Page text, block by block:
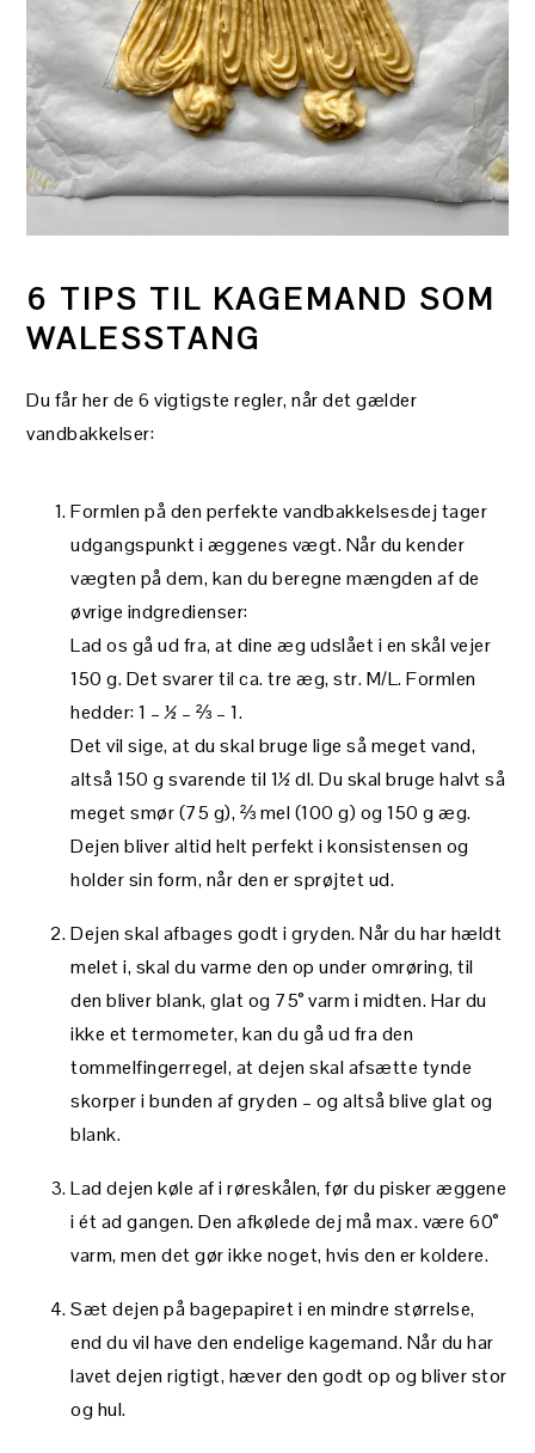
6 TIPS TIL KAGEMAND SOM
WALESSTANG
Du får her de 6 vigtigste regler, når det gælder
vandbakkelser:
Formlen på den perfekte vandbakkelsesdej tager
udgangspunkt i æggenes vægt. Når du kender
vægten på dem, kan du beregne mængden af de
øvrige indgredienser:
Lad os gå ud fra, at dine æg udslået i en skål vejer
150 g. Det svarer til ca. tre æg, str. M/L. Formlen
hedder: 1 – ½ – ⅔ – 1.
Det vil sige, at du skal bruge lige så meget vand,
altså 150 g svarende til 1½ dl. Du skal bruge halvt så
meget smør (75 g), ⅔ mel (100 g) og 150 g æg.
Dejen bliver altid helt perfekt i konsistensen og
holder sin form, når den er sprøjtet ud.
Dejen skal afbages godt i gryden. Når du har hældt
melet i, skal du varme den op under omrøring, til
den bliver blank, glat og 75° varm i midten. Har du
ikke et termometer, kan du gå ud fra den
tommelfingerregel, at dejen skal afsætte tynde
skorper i bunden af gryden – og altså blive glat og
blank.
Lad dejen køle af i røreskålen, før du pisker æggene
i ét ad gangen. Den afkølede dej må max. være 60°
varm, men det gør ikke noget, hvis den er koldere.
Sæt dejen på bagepapiret i en mindre størrelse,
end du vil have den endelige kagemand. Når du har
lavet dejen rigtigt, hæver den godt op og bliver stor
og hul.